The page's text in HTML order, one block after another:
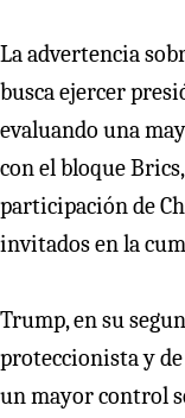
La advertencia
busca ejercer
evaluando una
con el bloque
participación de
invitados en la
Trump, en su
proteccionista y
un mayor control